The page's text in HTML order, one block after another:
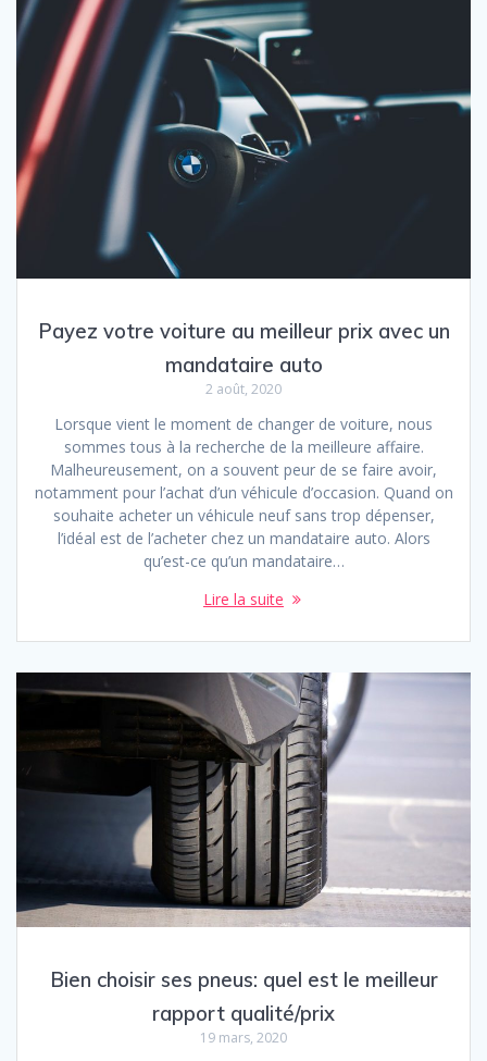
Payez votre voiture au meilleur prix avec un
mandataire auto
2 août, 2020
Lorsque vient le moment de changer de voiture, nous
sommes tous à la recherche de la meilleure affaire.
Malheureusement, on a souvent peur de se faire avoir,
notamment pour l’achat d’un véhicule d’occasion. Quand on
souhaite acheter un véhicule neuf sans trop dépenser,
l’idéal est de l’acheter chez un mandataire auto. Alors
qu’est-ce qu’un mandataire…
Lire la suite
Bien choisir ses pneus: quel est le meilleur
rapport qualité/prix
19 mars, 2020